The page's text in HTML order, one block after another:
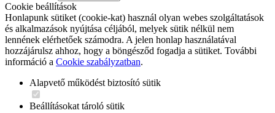
Cookie beállítások
Honlapunk sütiket (cookie-kat) használ olyan webes szolgáltatások
és alkalmazások nyújtása céljából, melyek sütik nélkül nem
lennének elérhetőek számodra. A jelen honlap használatával
hozzájárulsz ahhoz, hogy a böngésződ fogadja a sütiket. További
információ a Cookie szabályzatban.
Alapvető működést biztosító sütik
Beállításokat tároló sütik